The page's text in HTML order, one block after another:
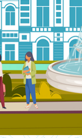
სრულად...
სრულად...
სრულად...